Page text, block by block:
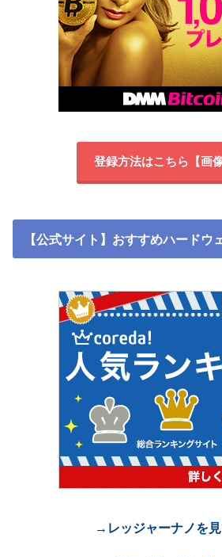
登録方法はこちら【画像
【公式サイト】おすすめハードウ
→レッジャーナノを